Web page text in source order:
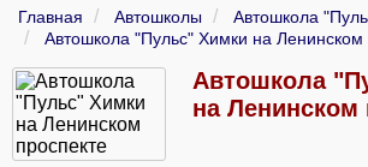
Главная Автошколы
Автошкола
Автошкола "Пульс" Химки на Ленинском
Автошкола
на Ленинском